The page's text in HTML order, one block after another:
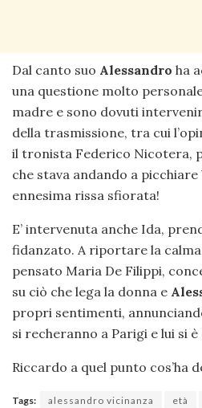
Dal canto suo Alessandro ha
una questione molto
madre e sono dovuti
della trasmissione, tra cui
il tronista Federico Nicotera,
che stava andando a
ennesima rissa sfiorata!
E’ intervenuta anche Ida,
fidanzato. A riportare la calma
pensato Maria De Filippi,
su ciò che lega la donna e
propri sentimenti,
si recheranno a Parigi e lui si
Riccardo a quel punto cos’ha
Tags: alessandro vicinanza età